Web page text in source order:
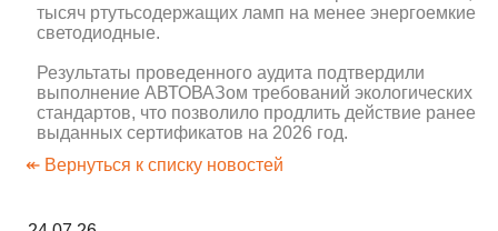
тысяч ртутьсодержащих ламп на менее энергоемкие
светодиодные.
Результаты проведенного аудита подтвердили
выполнение АВТОВАЗом требований экологических
стандартов, что позволило продлить действие ранее
выданных сертификатов на 2026 год.
↞ Вернуться к списку новостей